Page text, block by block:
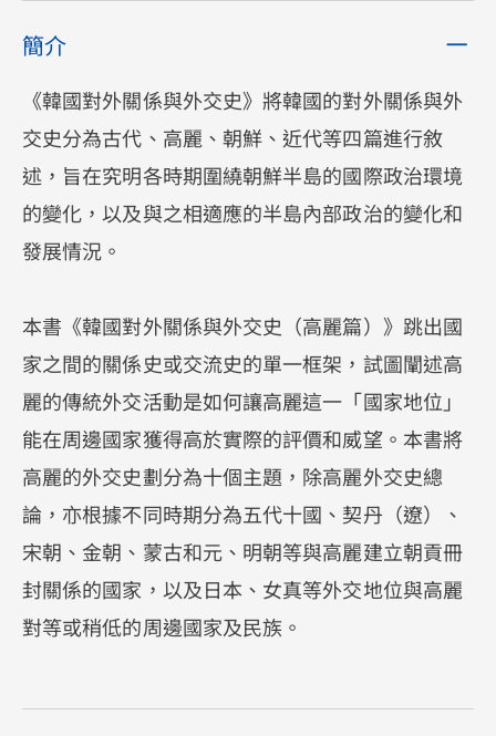
簡介
《韓國對外關係與外交史》將韓國的對外關係與外
交史分為古代、高麗、朝鮮、近代等四篇進行敘
述，旨在究明各時期圍繞朝鮮半島的國際政治環境
的變化，以及與之相適應的半島內部政治的變化和
發展情況。
本書《韓國對外關係與外交史（高麗篇）》跳出國
家之間的關係史或交流史的單一框架，試圖闡述高
麗的傳統外交活動是如何讓高麗這一「國家地位」
能在周邊國家獲得高於實際的評價和威望。本書將
高麗的外交史劃分為十個主題，除高麗外交史總
論，亦根據不同時期分為五代十國、契丹（遼）、
宋朝、金朝、蒙古和元、明朝等與高麗建立朝貢冊
封關係的國家，以及日本、女真等外交地位與高麗
對等或稍低的周邊國家及民族。